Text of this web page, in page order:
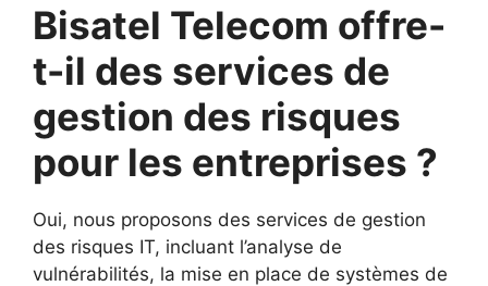
Bisatel Telecom offre-
t-il des services de
gestion des risques
pour les entreprises ?
Oui, nous proposons des services de gestion
des risques IT, incluant l’analyse de
vulnérabilités, la mise en place de systèmes de